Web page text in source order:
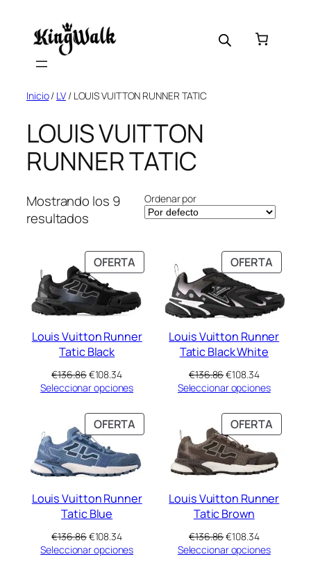
contenido
Inicio/ LV/ LOUIS VUITTON RUNNER TATIC
LOUIS VUITTON
RUNNER TATIC
Mostrando los 9
resultados
Ordenar por
OFERTA PRODUCTO
EN
OFERTA
Louis Vuitton Runner
Tatic Black
€136.86El
precio
era:
€136.86.
€108.34El
precio
es:
€108.34.
Seleccionar opciones
OFERTA
EN
Louis Vuitton Runner
Tatic Black White
€136.86El
precio
era:
€136.86.
€108.34El
precio
es:
€108.34.
Seleccionar opciones
OFERTA
EN
OFERTA
Louis Vuitton Runner
Tatic Blue
€136.86El
precio
€108.34El
precio
Seleccionar opciones
OFERTA
EN
Louis Vuitton Runner
Tatic Brown
€136.86El
precio
€108.34El
precio
Seleccionar opciones